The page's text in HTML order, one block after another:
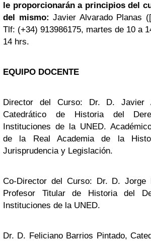
le proporcionarán a principios del
del mismo: Javier Alvarado Planas
Tlf: (+34) 913986175, martes de 10 a
14 hrs.
EQUIPO DOCENTE
Director del Curso: Dr. D. Javier
Catedrático de Historia del
Instituciones de la UNED.
de la Real Academia de la
Jurisprudencia y Legislación.
Co-Director del Curso: Dr. D. Jorge
Profesor Titular de Historia del
Instituciones de la UNED.
Dr. D. Feliciano Barrios Pintado,